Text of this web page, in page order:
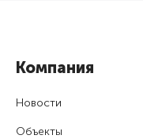
Компания
Новости
Объекты